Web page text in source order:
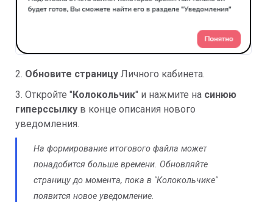
2. Обновите страницу Личного кабинета.
3. Откройте "Колокольчик" и нажмите на синюю
гиперссылку в конце описания нового
уведомления.
На формирование итогового файла может
понадобится больше времени. Обновляйте
страницу до момента, пока в "Колокольчике"
появится новое уведомление.